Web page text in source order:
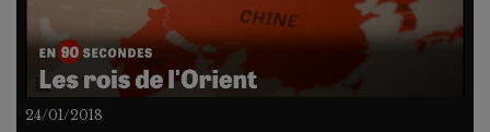
24/01/2018